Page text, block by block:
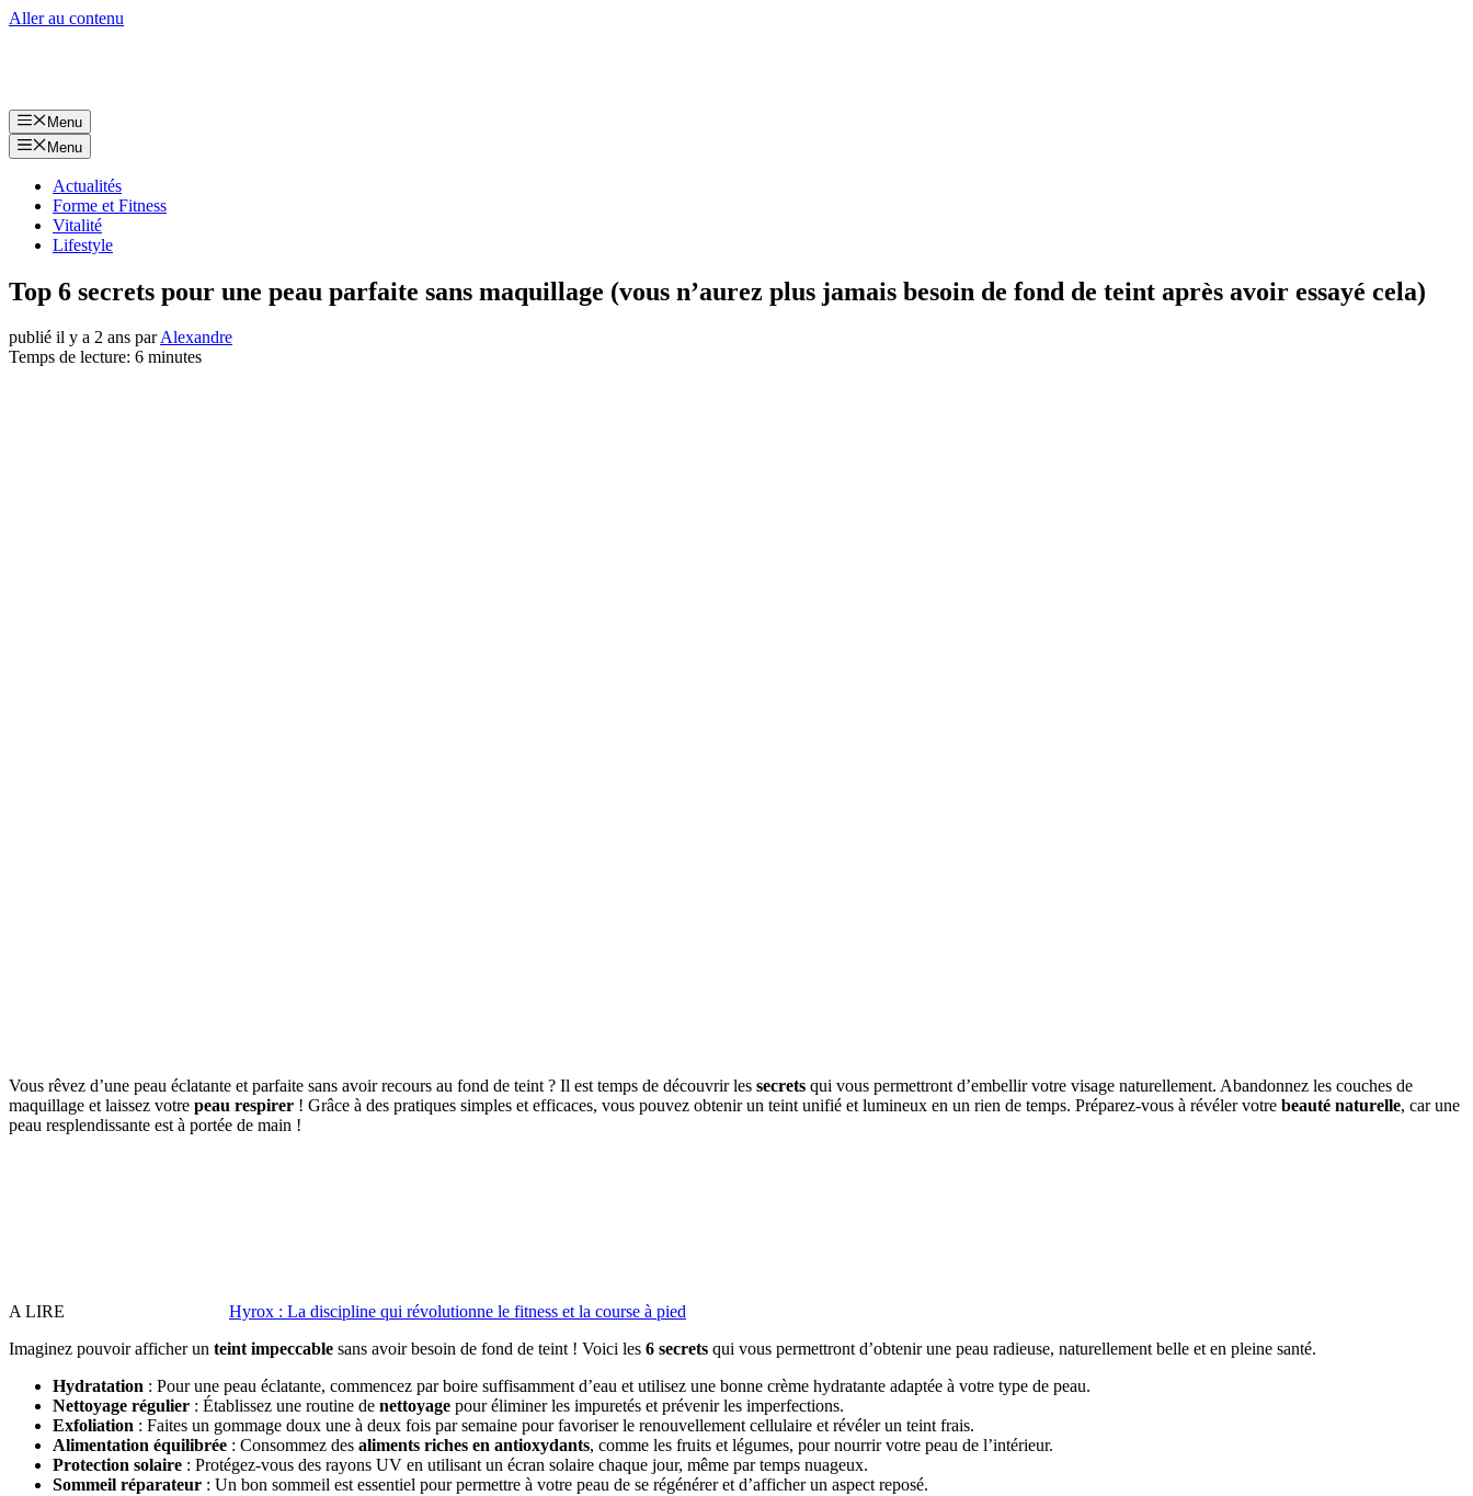
Aller au contenu
Menu
Menu
Actualités
Forme et Fitness
Vitalité
Lifestyle
Top 6 secrets pour une peau parfaite sans maquillage (vous n’aurez plus jamais besoin de fond de teint après avoir essayé cela)
publié il y a 2 ans parAlexandre
Temps de lecture: 6 minutes
Vous rêvez d’une peau éclatante et parfaite sans avoir recours au fond de teint ? Il est temps de découvrir les secrets qui vous permettront d’embellir votre visage naturellement. Abandonnez les couches de
maquillage et laissez votre peau respirer ! Grâce à des pratiques simples et efficaces, vous pouvez obtenir un teint unifié et lumineux en un rien de temps. Préparez-vous à révéler votre beauté naturelle, car une
peau resplendissante est à portée de main !
A LIRE
Hyrox : La discipline qui révolutionne le fitness et la course à pied
Imaginez pouvoir afficher un teint impeccable sans avoir besoin de fond de teint ! Voici les 6 secrets qui vous permettront d’obtenir une peau radieuse, naturellement belle et en pleine santé.
Hydratation : Pour une peau éclatante, commencez par boire suffisamment d’eau et utilisez une bonne crème hydratante adaptée à votre type de peau.
Nettoyage régulier : Établissez une routine de nettoyage pour éliminer les impuretés et prévenir les imperfections.
Exfoliation : Faites un gommage doux une à deux fois par semaine pour favoriser le renouvellement cellulaire et révéler un teint frais.
Alimentation équilibrée : Consommez des aliments riches en antioxydants, comme les fruits et légumes, pour nourrir votre peau de l’intérieur.
Protection solaire : Protégez-vous des rayons UV en utilisant un écran solaire chaque jour, même par temps nuageux.
Sommeil réparateur : Un bon sommeil est essentiel pour permettre à votre peau de se régénérer et d’afficher un aspect reposé.